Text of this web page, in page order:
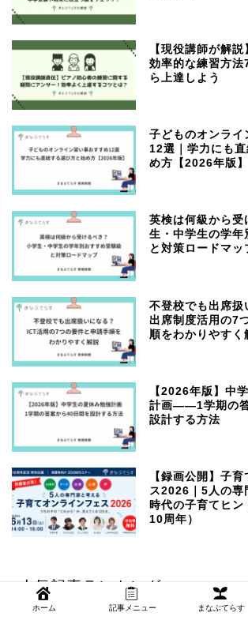
【現役講師が解
効率的な練習方
ら上達しよう
子どものオンライ
12選｜学力にも
め方【2026年版】
英検は何級から受
生・中学生の学年
と対策ロードマッ
不登校でも出席扱
出席制度活用の7
順をわかりやすく
【2026年版】中
計画——1学期の
設計する方法
【録画公開】子
ス2026｜5人の専
時代の子育てヒ
10周年）
人気記事ランキング
ホーム 記事メニュー まなぶてらす
教育